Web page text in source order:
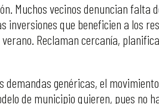
Muchos vecinos denuncian falta
que beneficien a los
Reclaman cercanía,
genéricas, el
de municipio quieren, pues no